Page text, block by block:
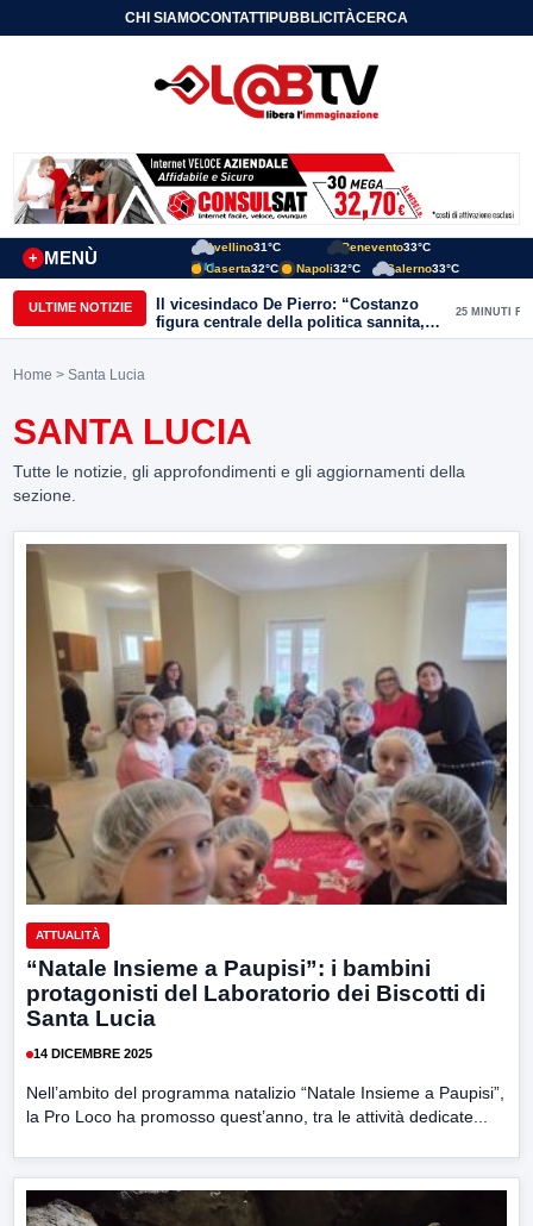
CHI SIAMOCONTATTIPUBBLICITÀCERCA
MENÙ
+
Avellino31°C Benevento33°C
Caserta32°C Napoli32°C Salerno33°C
ULTIME NOTIZIE
Il vicesindaco De Pierro: “Costanzo
figura centrale della politica sannita,
lascia eredità importante”
25 MINUTI FA
Home > Santa Lucia
SANTA LUCIA
Tutte le notizie, gli approfondimenti e gli aggiornamenti della
sezione.
ATTUALITÀ
“Natale Insieme a Paupisi”: i bambini
protagonisti del Laboratorio dei Biscotti di
Santa Lucia
14 DICEMBRE 2025
Nell’ambito del programma natalizio “Natale Insieme a Paupisi”,
la Pro Loco ha promosso quest’anno, tra le attività dedicate...